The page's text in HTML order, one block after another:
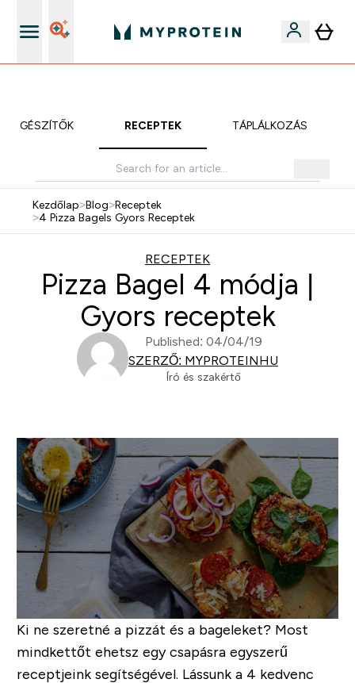
KIEGÉSZÍTŐK RECEPTEK TÁPLÁLKOZÁS
Kezdőlap>Blog>Receptek
>4 Pizza Bagels Gyors Receptek
RECEPTEK
Pizza Bagel 4 módja |
Gyors receptek
Published: 04/04/19
SZERZŐ: MYPROTEINHU
Író és szakértő
Ki ne szeretné a pizzát és a bageleket? Most
mindkettőt ehetsz egy csapásra egyszerű
receptjeink segítségével. Lássunk a 4 kedvenc